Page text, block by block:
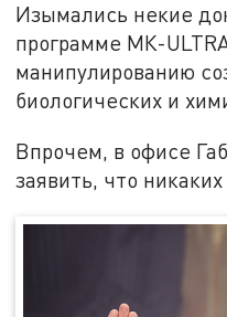
Изымались некие
программе МК-
манипулированию
биологических и
Впрочем, в офисе
заявить, что